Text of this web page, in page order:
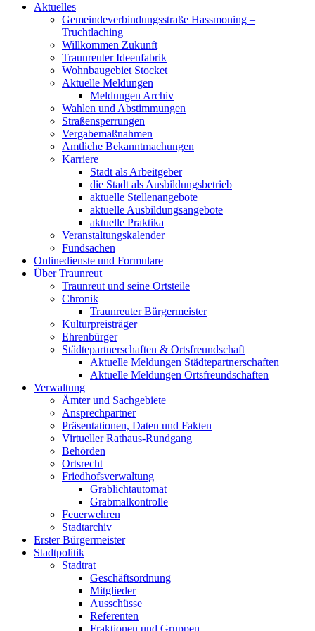
Aktuelles
Gemeindeverbindungsstraße Hassmoning –
Truchtlaching
Willkommen Zukunft
Traunreuter Ideenfabrik
Wohnbaugebiet Stocket
Aktuelle Meldungen
Meldungen Archiv
Wahlen und Abstimmungen
Straßensperrungen
Vergabemaßnahmen
Amtliche Bekanntmachungen
Karriere
Stadt als Arbeitgeber
die Stadt als Ausbildungsbetrieb
aktuelle Stellenangebote
aktuelle Ausbildungsangebote
aktuelle Praktika
Veranstaltungskalender
Fundsachen
Onlinedienste und Formulare
Über Traunreut
Traunreut und seine Ortsteile
Chronik
Traunreuter Bürgermeister
Kulturpreisträger
Ehrenbürger
Städtepartnerschaften & Ortsfreundschaft
Aktuelle Meldungen Städtepartnerschaften
Aktuelle Meldungen Ortsfreundschaften
Verwaltung
Ämter und Sachgebiete
Ansprechpartner
Präsentationen, Daten und Fakten
Virtueller Rathaus-Rundgang
Behörden
Ortsrecht
Friedhofsverwaltung
Grablichtautomat
Grabmalkontrolle
Feuerwehren
Stadtarchiv
Erster Bürgermeister
Stadtpolitik
Stadtrat
Geschäftsordnung
Mitglieder
Ausschüsse
Referenten
Fraktionen und Gruppen